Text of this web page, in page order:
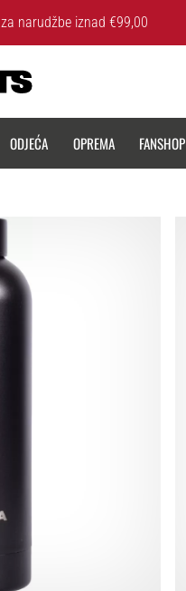
za narudžbe iznad €99,00
ODJEĆA OPREMA FANSHOP